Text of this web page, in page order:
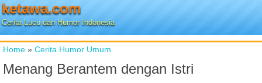
ketawa.com
Cerita Lucu dan Humor Indonesia
Home » Cerita Humor Umum
Menang Berantem dengan Istri